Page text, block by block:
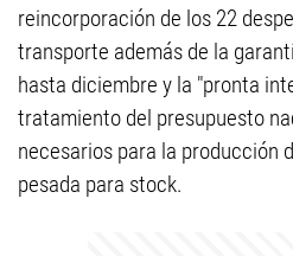
reincorporación de los 22
transporte además de la
hasta diciembre y la "pronta
tratamiento del presupuesto
necesarios para la producción
pesada para stock.